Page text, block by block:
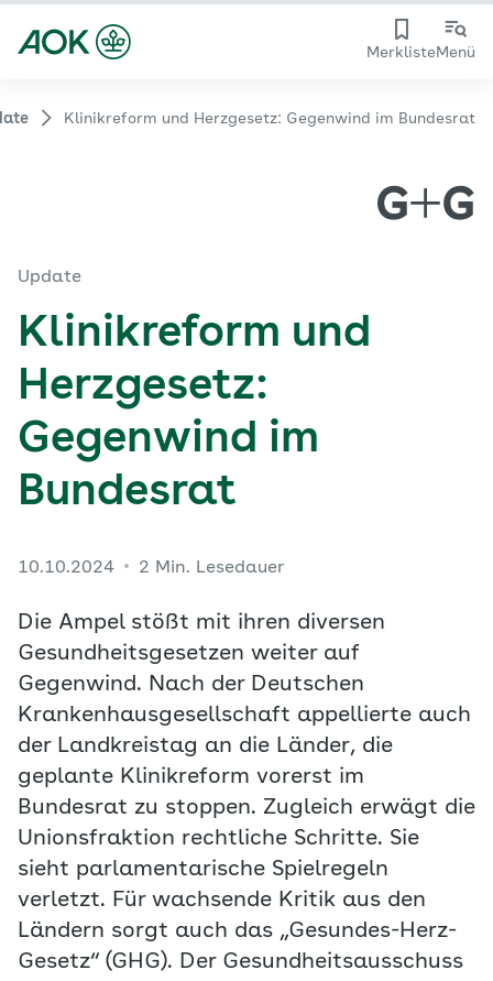
MerklisteMenü
Klinikreform und Herzgesetz: Gegenwind im Bundesrat
Update
Klinikreform und
Herzgesetz:
Gegenwind im
Bundesrat
10.10.2024 2 Min. Lesedauer
Die Ampel stößt mit ihren diversen
Gesundheitsgesetzen weiter auf
Gegenwind. Nach der Deutschen
Krankenhausgesellschaft appellierte auch
der Landkreistag an die Länder, die
geplante Klinikreform vorerst im
Bundesrat zu stoppen. Zugleich erwägt die
Unionsfraktion rechtliche Schritte. Sie
sieht parlamentarische Spielregeln
verletzt. Für wachsende Kritik aus den
Ländern sorgt auch das „Gesundes-Herz-
Gesetz“ (GHG). Der Gesundheitsausschuss